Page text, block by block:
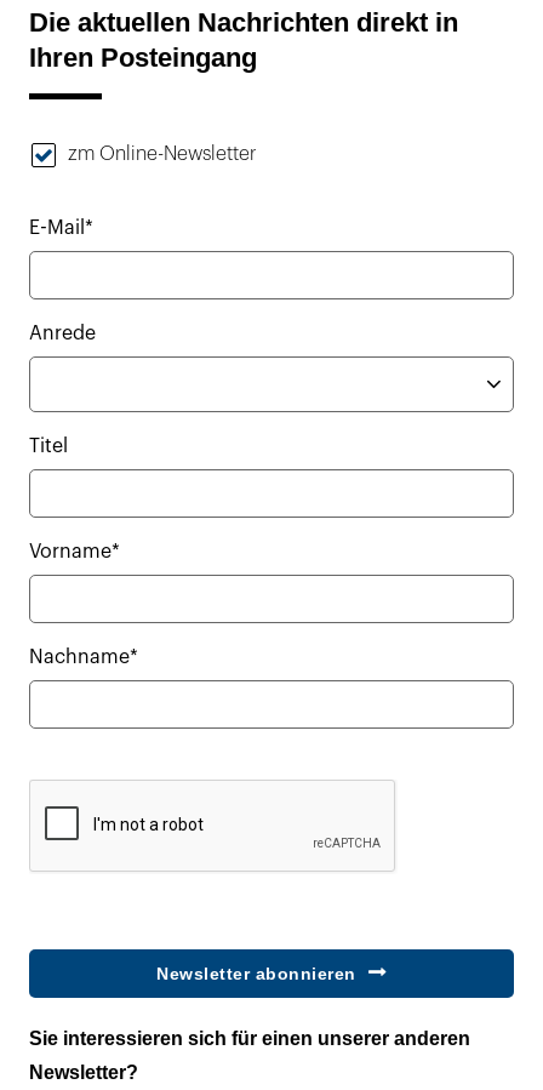
Die aktuellen Nachrichten direkt in
Ihren Posteingang
zm Online-Newsletter
E-Mail*
Anrede
Titel
Vorname*
Nachname*
Newsletter abonnieren
Sie interessieren sich für einen unserer anderen
Newsletter?